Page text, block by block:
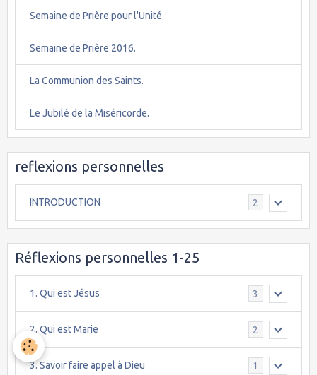
Semaine de Prière pour l'Unité
Semaine de Prière 2016.
La Communion des Saints.
Le Jubilé de la Miséricorde.
reflexions personnelles
INTRODUCTION 2
Réflexions personnelles 1-25
1. Qui est Jésus 3
2. Qui est Marie 2
3. Savoir faire appel à Dieu 1